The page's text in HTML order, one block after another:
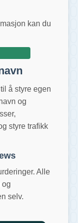
kan du
å styre egen
og
styre trafikk
Alle
og
selv.